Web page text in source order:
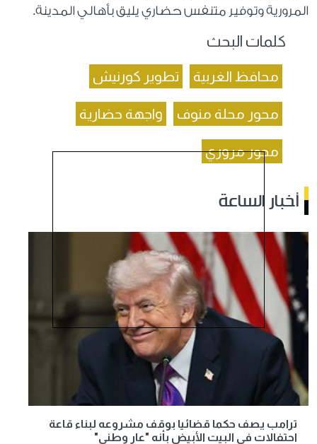
المرورية وتوفير متنفس حضاري يليق بأهالي المدينة.
كلمات البحث
محافظ الغربية تطوير كورنيش
محور محلة منوف واجهة حضارية
محور مروري
أخبار الساعة
ترامب يصف حكما قضائيا بوقف مشروعه لبناء قاعة
احتفالات في البيت الأبيض بأنه "عار وطني"